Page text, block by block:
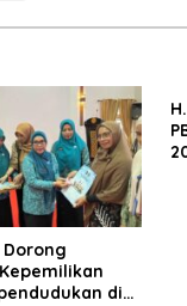
Dorong
di